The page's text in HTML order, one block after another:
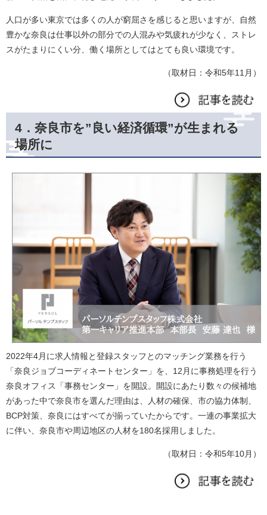
人口が多い東京では多くの人が窮屈さを感じると思いますが、自然
豊かな奈良は仕事以外の部分での人混みや気疲れが少なく、ストレ
スがたまりにくい分、働く場所としてはとても良い環境です。
（取材日：令和5年11月）
4．奈良市を”良い経済循環”が生まれる
場所に
2022年4月に求人情報と登録スタッフとのマッチング業務を行う
「奈良ジョブコーディネートセンター」を、12月に事務処理を行う
奈良オフィス「事務センター」を開設。開設にあたり数々の候補地
があった中で奈良市を選んだ理由は、人材の確保、市の協力体制、
BCP対策、奈良にはすべてが揃っていたからです。一連の事業拡大
に伴い、奈良市や周辺地区の人材を180名採用しました。
（取材日：令和5年10月）